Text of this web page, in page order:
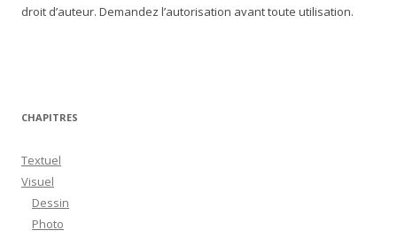
droit d’auteur. Demandez l’autorisation avant toute utilisation.
CHAPITRES
Textuel
Visuel
Dessin
Photo